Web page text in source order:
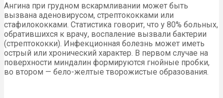
Ангина при грудном вскармливании может быть
вызвана аденовирусом, стрептококками или
стафилококками. Статистика говорит, что у 80% больных,
обратившихся к врачу, воспаление вызвали бактерии
(стрептококки). Инфекционная болезнь может иметь
острый или хронический характер. В первом случае на
поверхности миндалин формируются гнойные пробки,
во втором — бело-желтые творожистые образования.